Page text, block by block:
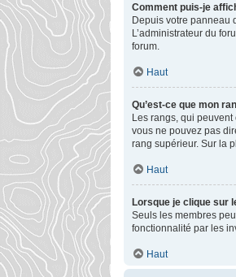
Comment puis-je
Depuis votre panneau
L’administrateur du
forum.
Haut
Qu’est-ce que mon
Les rangs, qui
vous ne pouvez pas
rang supérieur. Sur la
Haut
Lorsque je clique sur
Seuls les membres
fonctionnalité par les
Haut